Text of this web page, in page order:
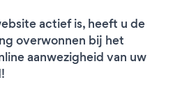
actief is, heeft u de
overwonnen bij het
aanwezigheid van uw